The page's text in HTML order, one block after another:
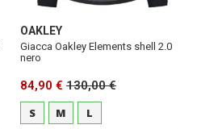
OAKLEY
Giacca Oakley Elements shell 2.0
nero
84,90 € 130,00 €
S
M L